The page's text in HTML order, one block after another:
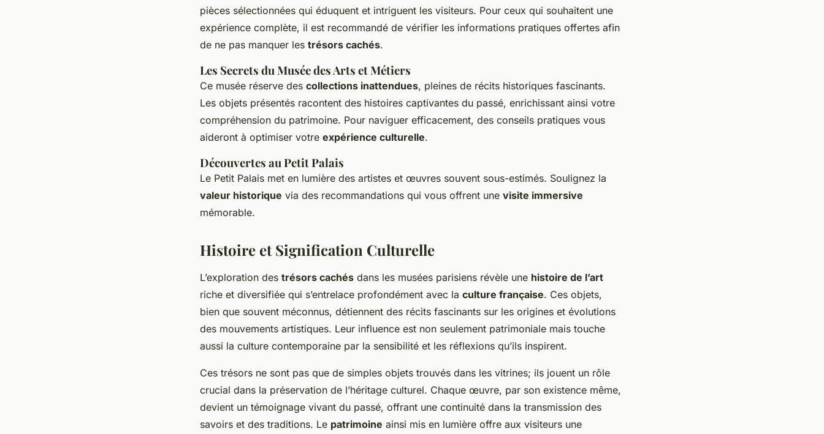
pièces sélectionnées qui éduquent et intriguent les visiteurs. Pour ceux qui souhaitent une
expérience complète, il est recommandé de vérifier les informations pratiques offertes afin
de ne pas manquer les trésors cachés.
Les Secrets du Musée des Arts et Métiers
Ce musée réserve des collections inattendues, pleines de récits historiques fascinants.
Les objets présentés racontent des histoires captivantes du passé, enrichissant ainsi votre
compréhension du patrimoine. Pour naviguer efficacement, des conseils pratiques vous
aideront à optimiser votre expérience culturelle.
Découvertes au Petit Palais
Le Petit Palais met en lumière des artistes et œuvres souvent sous-estimés. Soulignez la
valeur historique via des recommandations qui vous offrent une visite immersive
mémorable.
Histoire et Signification Culturelle
L’exploration des trésors cachés dans les musées parisiens révèle une histoire de l’art
riche et diversifiée qui s’entrelace profondément avec la culture française. Ces objets,
bien que souvent méconnus, détiennent des récits fascinants sur les origines et évolutions
des mouvements artistiques. Leur influence est non seulement patrimoniale mais touche
aussi la culture contemporaine par la sensibilité et les réflexions qu’ils inspirent.
Ces trésors ne sont pas que de simples objets trouvés dans les vitrines; ils jouent un rôle
crucial dans la préservation de l’héritage culturel. Chaque œuvre, par son existence même,
devient un témoignage vivant du passé, offrant une continuité dans la transmission des
savoirs et des traditions. Le patrimoine ainsi mis en lumière offre aux visiteurs une